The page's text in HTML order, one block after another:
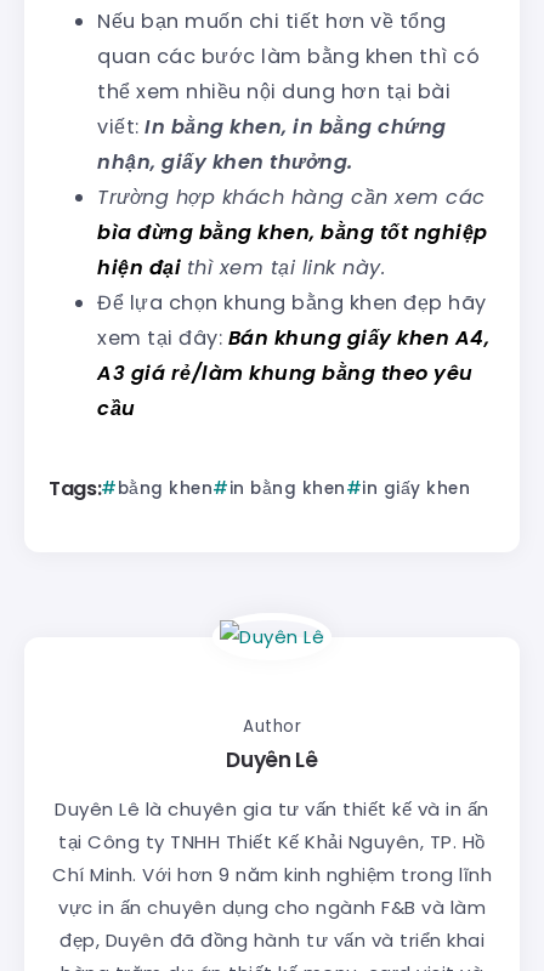
Nếu bạn muốn chi tiết hơn về tổng
quan các bước làm bằng khen thì có
thể xem nhiều nội dung hơn tại bài
viết: In bằng khen, in bằng chứng
nhận, giấy khen thưởng.
Trường hợp khách hàng cần xem các
bìa đừng bằng khen, bằng tốt nghiệp
hiện đại thì xem tại link này.
Để lựa chọn khung bằng khen đẹp hãy
xem tại đây: Bán khung giấy khen A4,
A3 giá rẻ/làm khung bằng theo yêu
cầu
Tags: bằng khen in bằng khen in giấy khen
Author
Duyên Lê
Duyên Lê là chuyên gia tư vấn thiết kế và in ấn
tại Công ty TNHH Thiết Kế Khải Nguyên, TP. Hồ
Chí Minh. Với hơn 9 năm kinh nghiệm trong lĩnh
vực in ấn chuyên dụng cho ngành F&B và làm
đẹp, Duyên đã đồng hành tư vấn và triển khai